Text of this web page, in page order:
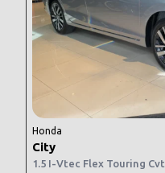
Honda
City
1.5 I-Vtec Flex Touring Cvt